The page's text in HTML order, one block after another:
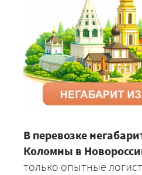
В перевозке
Коломны в
только опытные